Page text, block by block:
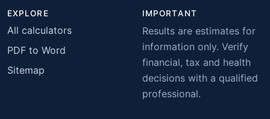
EXPLORE
All calculators
PDF to Word
Sitemap
IMPORTANT
Results are estimates for
information only. Verify
financial, tax and health
decisions with a qualified
professional.